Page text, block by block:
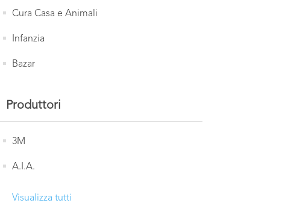
Cura Casa e Animali
Infanzia
Bazar
Produttori
3M
A.I.A.
Visualizza tutti